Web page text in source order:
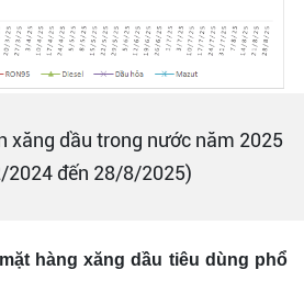
xăng dầu trong nước năm 2025
2024 đến 28/8/2025)
hàng xăng dầu tiêu dùng phổ